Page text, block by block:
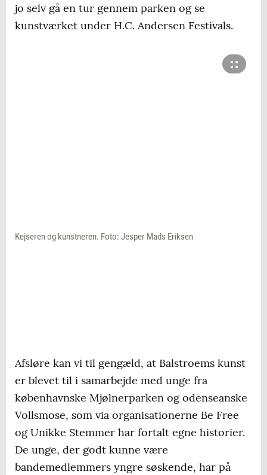
jo selv gå en tur gennem parken og se
kunstværket under H.C. Andersen Festivals.
Kejseren og kunstneren. Foto: Jesper Mads Eriksen
Afsløre kan vi til gengæld, at Balstroems kunst
er blevet til i samarbejde med unge fra
københavnske Mjølnerparken og odenseanske
Vollsmose, som via organisationerne Be Free
og Unikke Stemmer har fortalt egne historier.
De unge, der godt kunne være
bandemedlemmers yngre søskende, har på